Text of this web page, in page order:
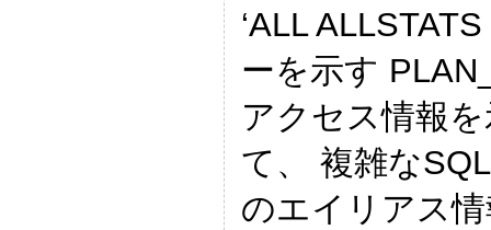
‘ALL
ーを示す
アクセス情報
て、 複雑な
のエイリアス